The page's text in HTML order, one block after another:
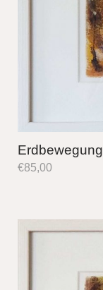
Erdbewegung
€85,00